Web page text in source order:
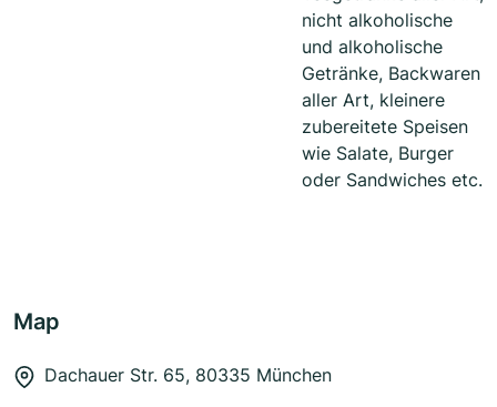
nicht alkoholische
und alkoholische
Getränke, Backwaren
aller Art, kleinere
zubereitete Speisen
wie Salate, Burger
oder Sandwiches etc.
Map
Dachauer Str. 65, 80335 München